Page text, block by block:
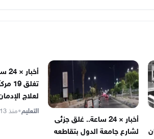
أخبار × 24 ساعة.. غلق جزئى
لشارع جامعة الدول بتقاطعه
لعلاج
التعليم•منذ 13 ساعة